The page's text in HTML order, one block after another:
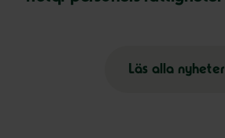
Läs alla nyheter